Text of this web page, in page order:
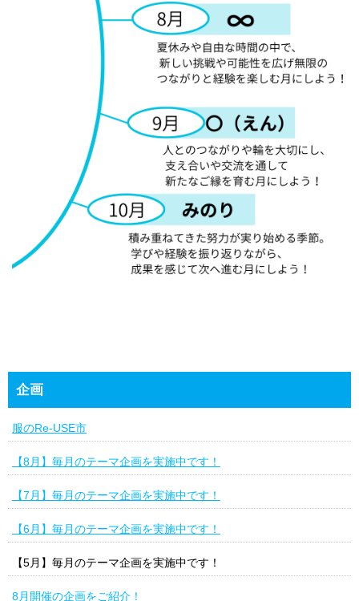
企画
服のRe-USE市
【8月】毎月のテーマ企画を実施中です！
【7月】毎月のテーマ企画を実施中です！
【6月】毎月のテーマ企画を実施中です！
【5月】毎月のテーマ企画を実施中です！
8月開催の企画をご紹介！